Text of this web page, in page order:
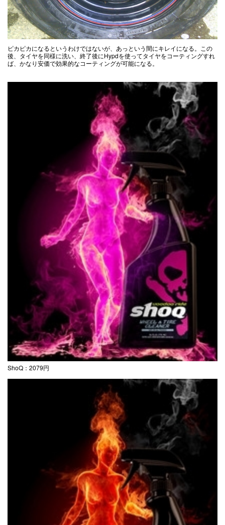
ピカピカになるというわけではないが、あっという間にキレイになる。この
後、タイヤを同様に洗い、終了後にHypdを使ってタイヤをコーティングすれ
ば、かなり安価で効果的なコーティングが可能になる。
ShoQ：2079円